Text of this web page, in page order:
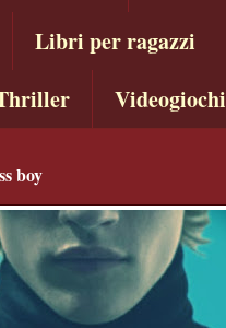
Libri per ragazzi
Videogiochi
boy